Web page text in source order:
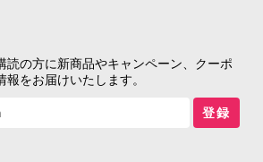
読の方に新商品やキャンペーン、クーポ
報をお届けいたします。
登録